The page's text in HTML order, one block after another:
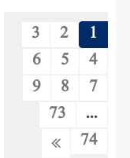
1
2
3
4
5
6
7
8
9
...
73
74